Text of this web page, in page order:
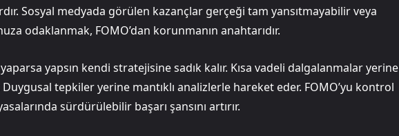
Sosyal medyada görülen kazançlar gerçeği tam yansıtmayabilir veya
odaklanmak, FOMO’dan korunmanın anahtarıdır.
yapsın kendi stratejisine sadık kalır. Kısa vadeli dalgalanmalar yerine
tepkiler yerine mantıklı analizlerle hareket eder. FOMO’yu kontrol
sürdürülebilir başarı şansını artırır.